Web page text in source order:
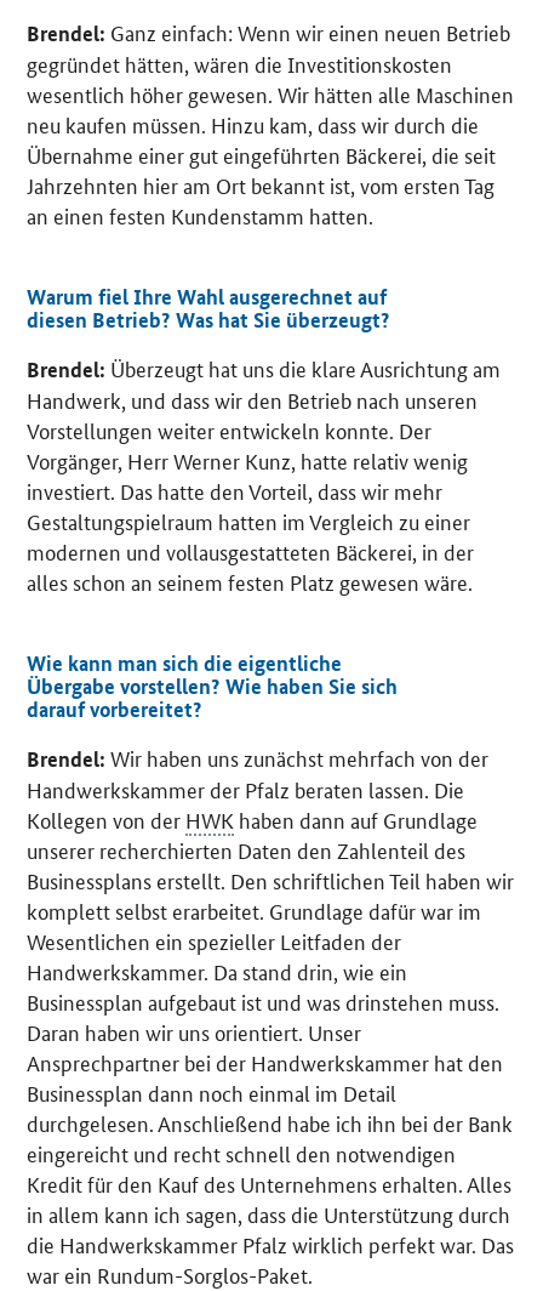
Brendel: Ganz einfach: Wenn wir einen neuen Betrieb
gegründet hätten, wären die Investitionskosten
wesentlich höher gewesen. Wir hätten alle Maschinen
neu kaufen müssen. Hinzu kam, dass wir durch die
Übernahme einer gut eingeführten Bäckerei, die seit
Jahrzehnten hier am Ort bekannt ist, vom ersten Tag
an einen festen Kundenstamm hatten.
Warum fiel Ihre Wahl ausgerechnet auf
diesen Betrieb? Was hat Sie überzeugt?
Brendel: Überzeugt hat uns die klare Ausrichtung am
Handwerk, und dass wir den Betrieb nach unseren
Vorstellungen weiter entwickeln konnte. Der
Vorgänger, Herr Werner Kunz, hatte relativ wenig
investiert. Das hatte den Vorteil, dass wir mehr
Gestaltungspielraum hatten im Vergleich zu einer
modernen und vollausgestatteten Bäckerei, in der
alles schon an seinem festen Platz gewesen wäre.
Wie kann man sich die eigentliche
Übergabe vorstellen? Wie haben Sie sich
darauf vorbereitet?
Brendel: Wir haben uns zunächst mehrfach von der
Handwerkskammer der Pfalz beraten lassen. Die
Kollegen von der HWK haben dann auf Grundlage
unserer recherchierten Daten den Zahlenteil des
Businessplans erstellt. Den schriftlichen Teil haben wir
komplett selbst erarbeitet. Grundlage dafür war im
Wesentlichen ein spezieller Leitfaden der
Handwerkskammer. Da stand drin, wie ein
Businessplan aufgebaut ist und was drinstehen muss.
Daran haben wir uns orientiert. Unser
Ansprechpartner bei der Handwerkskammer hat den
Businessplan dann noch einmal im Detail
durchgelesen. Anschließend habe ich ihn bei der Bank
eingereicht und recht schnell den notwendigen
Kredit für den Kauf des Unternehmens erhalten. Alles
in allem kann ich sagen, dass die Unterstützung durch
die Handwerkskammer Pfalz wirklich perfekt war. Das
war ein Rundum-Sorglos-Paket.